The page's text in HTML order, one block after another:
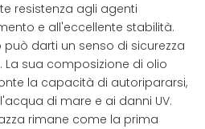
resistenza agli agenti
e all'eccellente stabilità.
darti un senso di sicurezza
sua composizione di olio
la capacità di autoripararsi,
di mare e ai danni UV.
rimane come la prima